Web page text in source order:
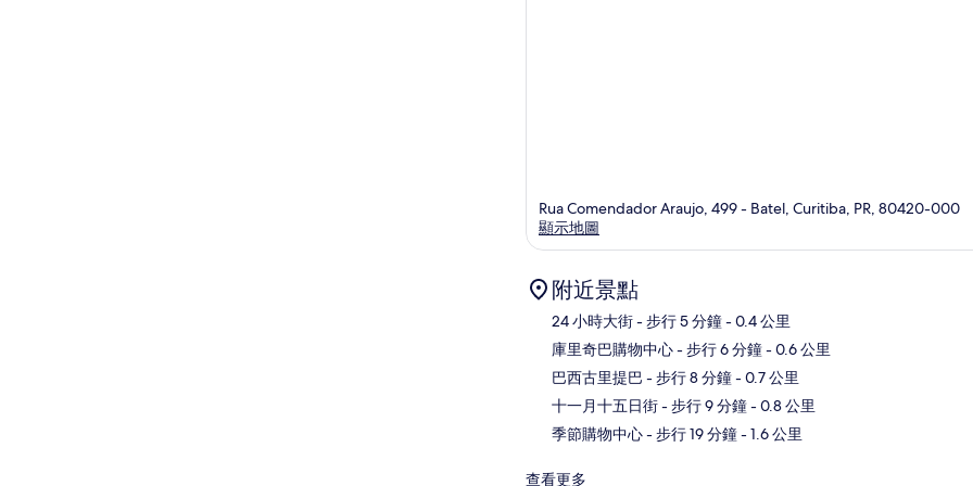
Rua Comendador Araujo, 499 - Batel, Curitiba, PR, 80420-000
顯示地圖
附近景點
24 小時大街- 步行 5 分鐘- 0.4 公里
庫里奇巴購物中心- 步行 6 分鐘- 0.6 公里
巴西古里提巴 - 步行 8 分鐘- 0.7 公里
十一月十五日街- 步行 9 分鐘- 0.8 公里
季節購物中心- 步行 19 分鐘- 1.6 公里
查看更多